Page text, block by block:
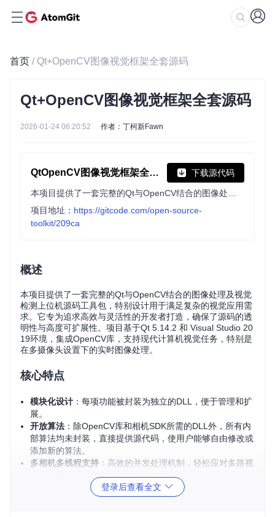
首页 / Qt+OpenCV图像视觉框架全套源码
Qt+OpenCV图像视觉框架全套源码
2026-01-24 06:20:52 作者：丁柯新Fawn
QtOpenCV图像视觉框架全套源码 下载源代码
项目地址： https://gitcode.com/open-source-
toolkit/209ca
概述
本项目提供了一套完整的Qt与OpenCV结合的图像处理及视觉
检测上位机源码工具包，特别设计用于满足复杂的视觉应用需
求。它专为追求高效与灵活性的开发者打造，确保了源码的透
明性与高度可扩展性。项目基于Qt 5.14.2 和 Visual Studio 20
19环境，集成OpenCV库，支持现代计算机视觉任务，特别是
在多摄像头设置下的实时图像处理。
核心特点
模块化设计 ：每项功能被封装为独立的DLL，便于管理和扩
展。
开放算法 ：除OpenCV库和相机SDK所需的DLL外，所有内
部算法均未封装，直接提供源代码，使用户能够自由修改或
添加新的算法。
多相机多线程支持 ：高效的并发处理机制，轻松应对多路视
频流的同时处理。
：涵盖基础图像算法、复杂逻辑处理、通讯
协议实现到系统级工具开发。
登录后查看全文